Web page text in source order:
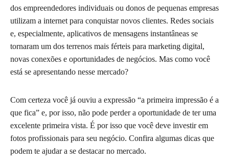
dos empreendedores individuais ou donos de pequenas empresas
utilizam a internet para conquistar novos clientes. Redes sociais
e, especialmente, aplicativos de mensagens instantâneas se
tornaram um dos terrenos mais férteis para marketing digital,
novas conexões e oportunidades de negócios. Mas como você
está se apresentando nesse mercado?
Com certeza você já ouviu a expressão “a primeira impressão é a
que fica” e, por isso, não pode perder a oportunidade de ter uma
excelente primeira vista. É por isso que você deve investir em
fotos profissionais para seu negócio. Confira algumas dicas que
podem te ajudar a se destacar no mercado.